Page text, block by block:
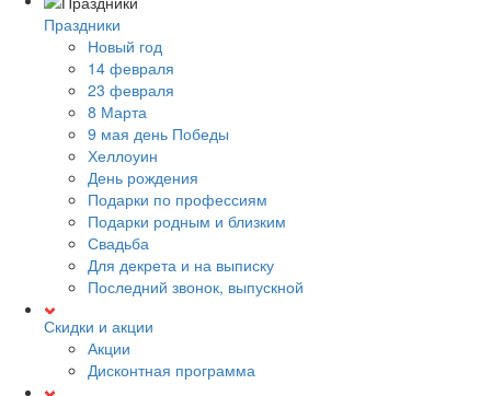
Праздники
Новый год
14 февраля
23 февраля
8 Марта
9 мая день Победы
Хеллоуин
День рождения
Подарки по профессиям
Подарки родным и близким
Свадьба
Для декрета и на выписку
Последний звонок, выпускной
Скидки и акции
Акции
Дисконтная программа